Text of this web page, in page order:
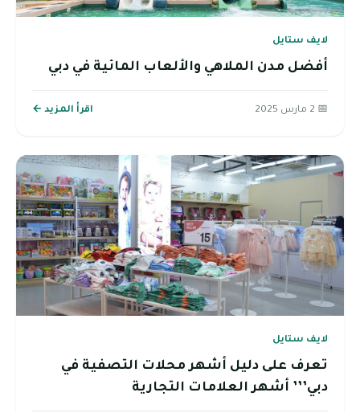
لايف ستايل
أفضل مدن الملاهي والألعاب المائية في دبي
📅 2 مارس 2025 اقرأ المزيد ←
لايف ستايل
تعرف على دليل أشهر محلات التصفية في
دبي’’’ أشهر العلامات التجارية